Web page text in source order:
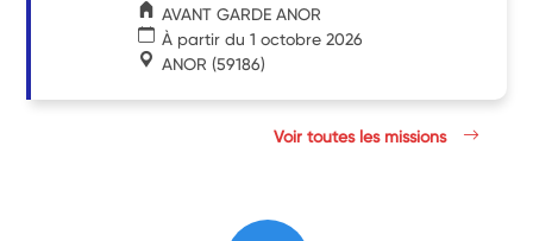
AVANT GARDE ANOR
À partir du 1 octobre 2026
ANOR (59186)
Voir toutes les missions